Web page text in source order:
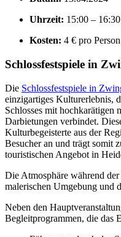
Uhrzeit: 15:00 –
Kosten: 4 € pro
Schlossfestspiele in
Die Schlossfestspiele in
einzigartiges Kulturerlebnis,
Schlosses mit hochkarätigen
Darbietungen verbindet.
Kulturbegeisterte aus der
Besucher an und trägt somit
touristischen Angebot in
Die Atmosphäre während
malerischen Umgebung und
Neben den
Begleitprogrammen, die das